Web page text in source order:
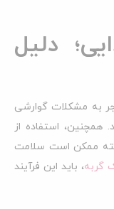
دلیل
به مشکلات گوارشی
استفاده از
ممکن است سلامت
گربه، باید این فرآیند